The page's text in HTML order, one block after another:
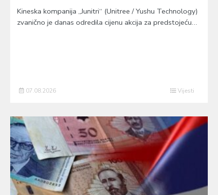
Kineska kompanija „Junitri“ (Unitree / Yushu Technology)
zvanično je danas odredila cijenu akcija za predstojeću…
07.08.2026 Vijesti